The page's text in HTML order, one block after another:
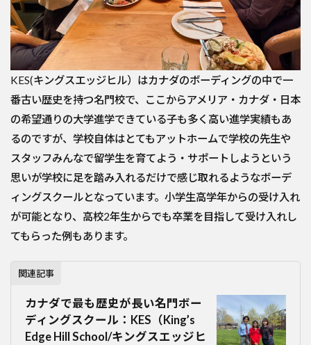
KES(キングスエッジヒル）はカナダのボーディングの中で一
番古い歴史を持つ名門校で、ここからアメリア・カナダ・日本
の希望通りの大学進学できている子も多く高い進学実績もあ
るのですが、学校自体はとてもアットホームで学校の先生や
スタッフみんなで留学生を育てよう・サポートしようという
思いが学校に足を踏み入れるだけで感じ取れるようなボーデ
ィングスクールとなっています。小学生高学年からの受け入れ
が可能となり、高校2年生からでも卒業を目指して受け入れし
てもらった例もあります。
関連記事
カナダで最も歴史が長い名門ボー
ディングスクール：KES（King’s
Edge Hill School/キングスエッジヒ